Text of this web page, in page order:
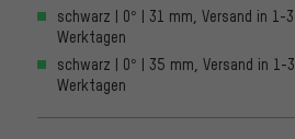
schwarz | 0° | 31 mm, Versand in 1-3
Werktagen
schwarz | 0° | 35 mm, Versand in 1-3
Werktagen